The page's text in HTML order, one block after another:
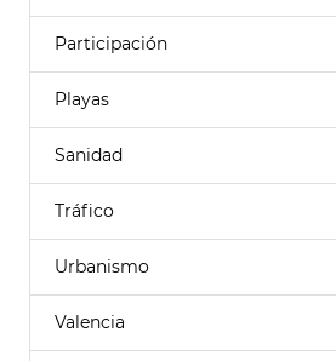
Participación
Playas
Sanidad
Tráfico
Urbanismo
Valencia